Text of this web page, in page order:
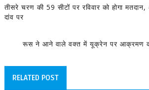
तीसरे चरण की 59 सीटों पर रविवार को होगा
दांव पर
रूस ने आने वाले वक्त में यूक्रेन पर आक्रमण
RELATED POST